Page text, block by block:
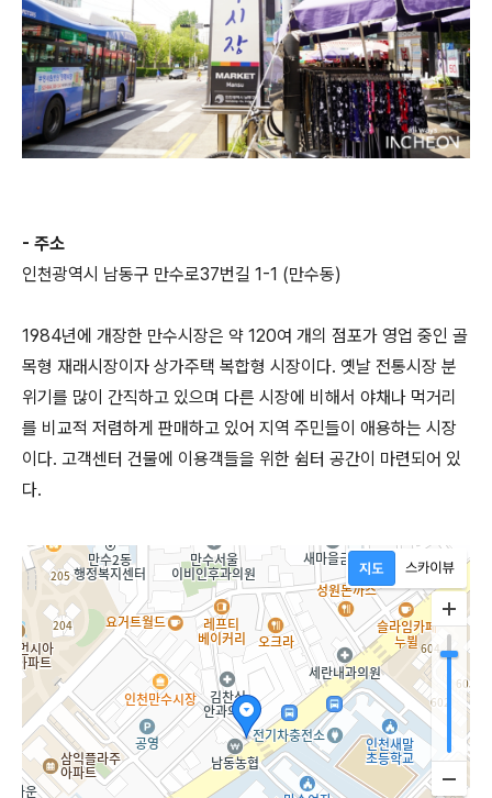
- 주소
인천광역시 남동구 만수로37번길 1-1 (만수동)
1984년에 개장한 만수시장은 약 120여 개의 점포가 영업 중인 골
목형 재래시장이자 상가주택 복합형 시장이다. 옛날 전통시장 분
위기를 많이 간직하고 있으며 다른 시장에 비해서 야채나 먹거리
를 비교적 저렴하게 판매하고 있어 지역 주민들이 애용하는 시장
이다. 고객센터 건물에 이용객들을 위한 쉼터 공간이 마련되어 있
다.